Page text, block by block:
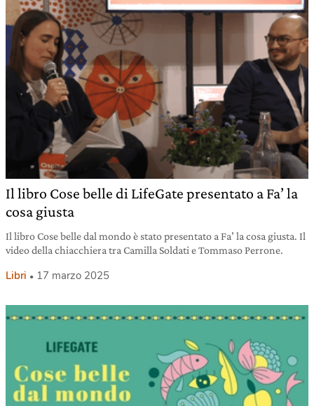
Il libro Cose belle di LifeGate presentato a Fa’ la
cosa giusta
Il libro Cose belle dal mondo è stato presentato a Fa’ la cosa giusta. Il
video della chiacchiera tra Camilla Soldati e Tommaso Perrone.
Libri 17 marzo 2025